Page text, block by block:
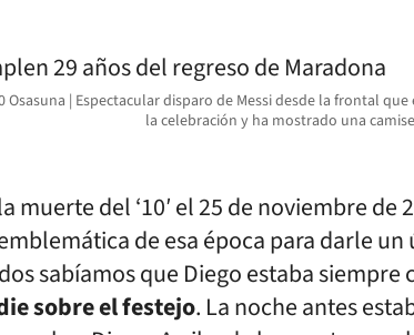
Osasuna | Espectacular disparo de Messi desde la frontal
la celebración y ha mostrado una
muerte del ‘10′ el 25 de noviembre de
de esa época para darle
sabíamos que Diego estaba siempre
sobre el festejo. La noche antes